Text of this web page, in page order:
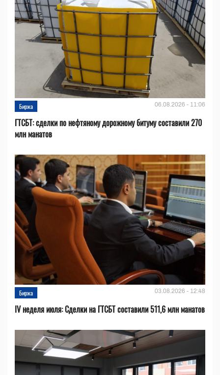
Биржа 06.08.2026 - 11:06
ГТСБТ: сделки по нефтяному дорожному битуму составили 270
млн манатов
Биржа 03.08.2026 - 12:48
IV неделя июля: Сделки на ГТСБТ составили 511,6 млн манатов